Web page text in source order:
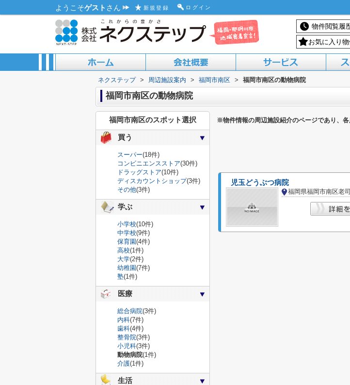
ようこそゲスト さん 新規登録 ログイン
物件閲覧履
お気に入り
ABOUT US
ACCESS MAP 買いたい方へ
借りたい方へ
売りたい方へ
貸したい方へ
活用したい方へ
ネクステップ > 周辺施設案内 > 福岡市南区 > 福岡市南区の動物病院
福岡市南区の動物病院
※物件情報の周辺施設紹介のページであり、
児玉どうぶつ病院
福岡県福岡市南区老
福岡市南区のスポット選択
買う
スーパー(18件)
コンビニエンスストア(30件)
ドラッグストア(10件)
ディスカウントショップ(3件)
その他(3件)
学ぶ
小学校(10件)
中学校(9件)
保育園(4件)
高校(1件)
大学(2件)
幼稚園(7件)
塾(1件)
医療
総合病院(3件)
内科(7件)
歯科(4件)
整骨院(3件)
小児科(3件)
動物病院(1件)
介護(1件)
生活